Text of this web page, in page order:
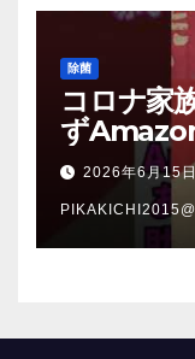
除菌
コロナ家
ず
介2026年6月15日